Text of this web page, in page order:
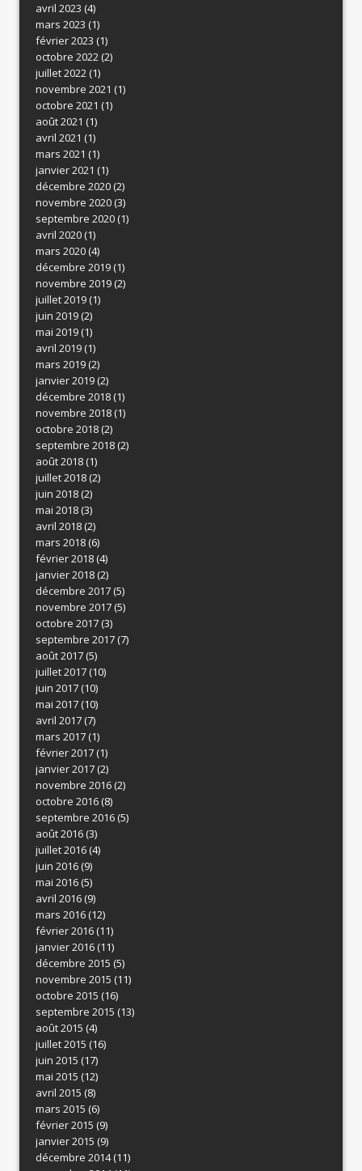
avril 2023 (4)
mars 2023 (1)
février 2023 (1)
octobre 2022(2)
juillet 2022(1)
novembre 2021 (1)
octobre 2021 (1)
août 2021 (1)
avril 2021 (1)
mars 2021 (1)
janvier 2021 (1)
décembre 2020(2)
novembre 2020(3)
septembre 2020(1)
avril 2020(1)
mars 2020(4)
décembre 2019(1)
novembre 2019(2)
juillet 2019(1)
juin 2019(2)
mai 2019(1)
avril 2019(1)
mars 2019(2)
janvier 2019(2)
décembre 2018(1)
novembre 2018(1)
octobre 2018(2)
septembre 2018(2)
août 2018(1)
juillet 2018(2)
juin 2018(2)
mai 2018(3)
avril 2018(2)
mars 2018(6)
février 2018(4)
janvier 2018(2)
décembre 2017(5)
novembre 2017(5)
octobre 2017(3)
septembre 2017(7)
août 2017(5)
juillet 2017(10)
juin 2017(10)
mai 2017(10)
avril 2017(7)
mars 2017(1)
février 2017(1)
janvier 2017(2)
novembre 2016(2)
octobre 2016(8)
septembre 2016(5)
août 2016(3)
juillet 2016(4)
juin 2016(9)
mai 2016(5)
avril 2016(9)
mars 2016(12)
février 2016(11)
janvier 2016(11)
décembre 2015 (5)
novembre 2015 (11)
octobre 2015 (16)
septembre 2015 (13)
août 2015 (4)
juillet 2015 (16)
juin 2015 (17)
mai 2015 (12)
avril 2015 (8)
mars 2015 (6)
février 2015 (9)
janvier 2015 (9)
décembre 2014(11)